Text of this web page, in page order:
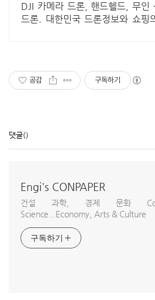
DJI 카메라 드론, 핸드헬드, 무인
드론. 대한민국 드론정보와 쇼핑
공감 구독하기
댓글()
Engi's CONPAPER
건설 과학, 경제 문화
Science...Economy, Arts & Culture
구독하기